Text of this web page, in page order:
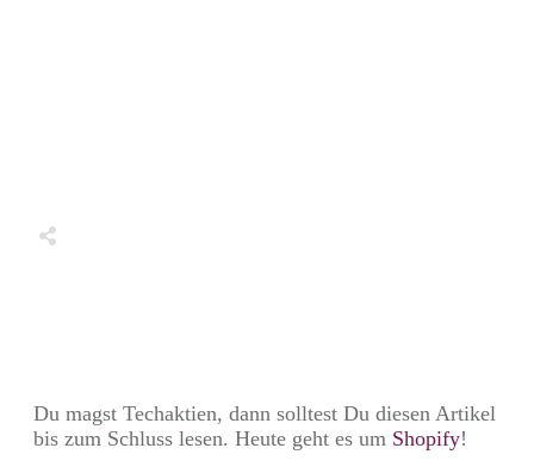
Du magst Techaktien, dann solltest Du diesen Artikel
bis zum Schluss lesen. Heute geht es um Shopify!